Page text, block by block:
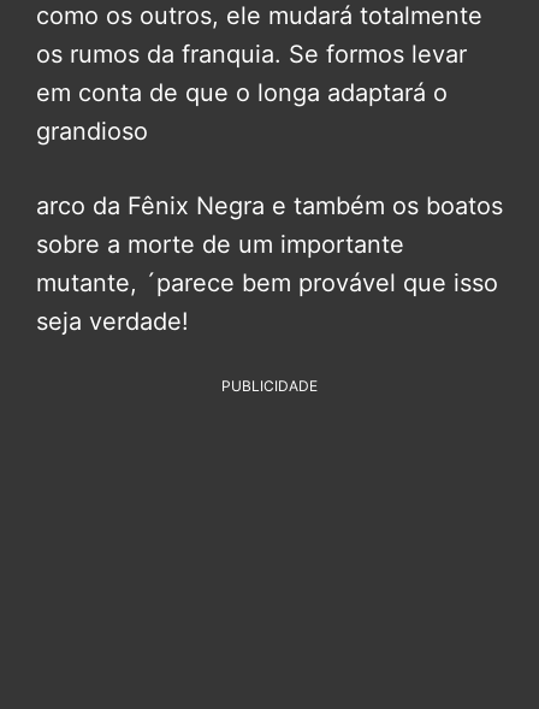
como os outros, ele mudará totalmente
os rumos da franquia. Se formos levar
em conta de que o longa adaptará o
grandioso
arco da Fênix Negra e também os boatos
sobre a morte de um importante
mutante, ´parece bem provável que isso
seja verdade!
PUBLICIDADE